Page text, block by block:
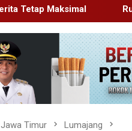
Rudenim Pusat Tanjung
Jawa Timur Lumajang